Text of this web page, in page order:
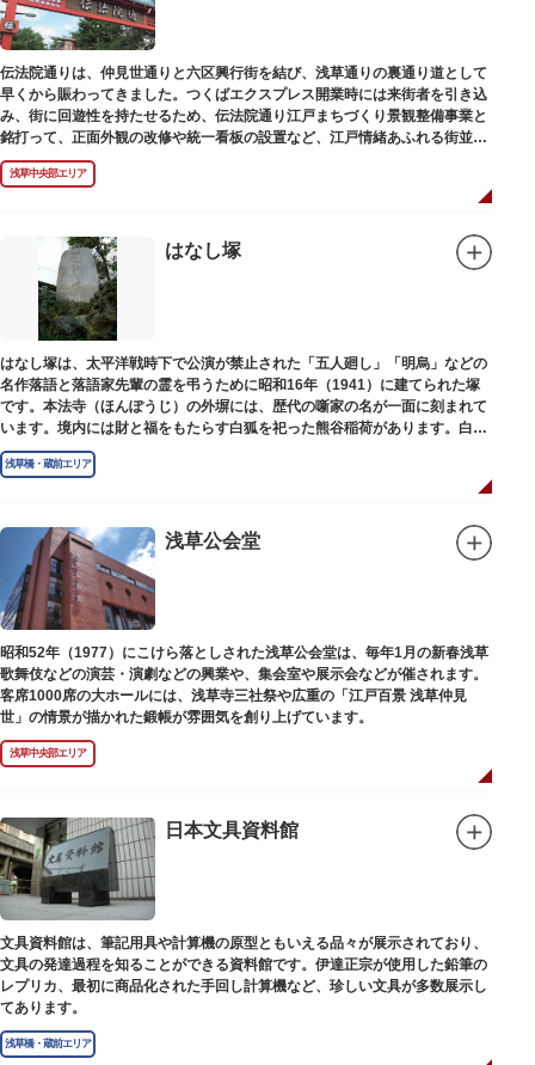
伝法院通りは、仲見世通りと六区興行街を結び、浅草通りの裏通り道として
早くから賑わってきました。つくばエクスプレス開業時には来街者を引き込
み、街に回遊性を持たせるため、伝法院通り江戸まちづくり景観整備事業と
銘打って、正面外観の改修や統一看板の設置など、江戸情緒あふれる街並み
を再現する景観整備を進めてきました。
浅草中央部エリア
はなし塚
はなし塚は、太平洋戦時下で公演が禁止された「五人廻し」「明烏」などの
名作落語と落語家先輩の霊を弔うために昭和16年（1941）に建てられた塚
です。本法寺（ほんぽうじ）の外塀には、歴代の噺家の名が一面に刻まれて
います。境内には財と福をもたらす白狐を祀った熊谷稲荷があります。白狐
を祀った稲荷は全国に2ケ所しかない非常に珍しいものです。
浅草橋・蔵前エリア
浅草公会堂
昭和52年（1977）にこけら落としされた浅草公会堂は、毎年1月の新春浅草
歌舞伎などの演芸・演劇などの興業や、集会室や展示会などが催されます。
客席1000席の大ホールには、浅草寺三社祭や広重の「江戸百景 浅草仲見
世」の情景が描かれた鍛帳が雰囲気を創り上げています。
浅草中央部エリア
日本文具資料館
文具資料館は、筆記用具や計算機の原型ともいえる品々が展示されており、
文具の発達過程を知ることができる資料館です。伊達正宗が使用した鉛筆の
レプリカ、最初に商品化された手回し計算機など、珍しい文具が多数展示し
てあります。
浅草橋・蔵前エリア